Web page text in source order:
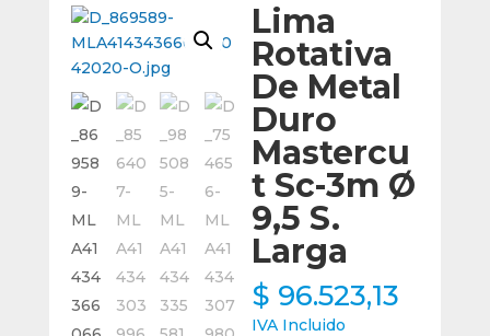
Lima
Rotativa
De Metal
Duro
Mastercu
t Sc-3m Ø
9,5 S.
Larga
$ 96.523,13
IVA Incluido